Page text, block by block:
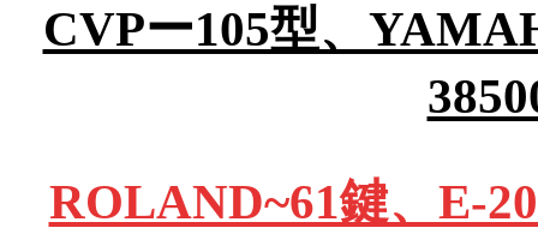
CVPー105型、
ROLAND~61鍵、E-